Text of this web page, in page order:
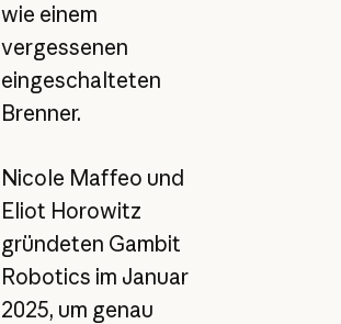
wie einem
vergessenen
eingeschalteten
Brenner.
Nicole Maffeo und
Eliot Horowitz
gründeten Gambit
Robotics im Januar
2025, um genau